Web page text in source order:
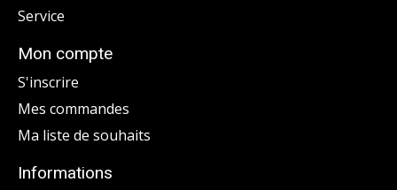
Service
Mon compte
S'inscrire
Mes commandes
Ma liste de souhaits
Informations